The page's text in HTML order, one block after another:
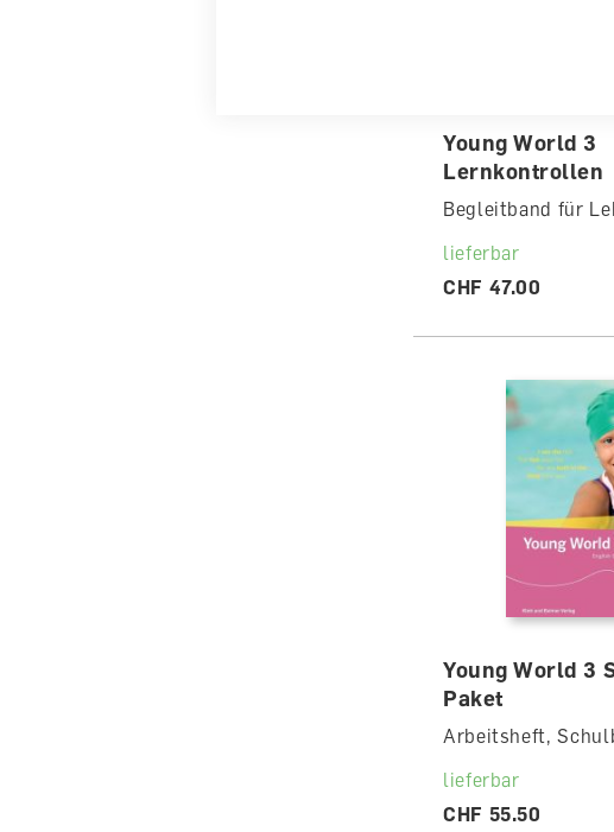
Young World 3
Lernkontrollen
Begleitband für
lieferbar
CHF 47.00
Young World 3
Paket
Arbeitsheft,
lieferbar
CHF 55.50